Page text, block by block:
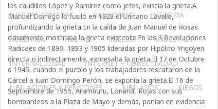
FUERZAS ARMADAS GANADERIA HISTORIA
HOLÍSTICA HUERTA IGLESIA INDUSTRIA
INTERNACIONAL INTERNET – CONECTIVIDAD
JUBILACIONES Y PENSIONES JUBILADOS JUEGOS
los caudillos López y Ramírez como jefes, existía la grieta.A
Manuel Dorrego lo fusiló en 1828 el Unitario Lavalle,
profundizando la grieta.En la caída de Juan Manuel de Rosas
claramente mostraba la grieta existente.En las 3 Revoluciones
Radicaes de 1890, 1893 y 1905 lideradas por Hipólito Yrigoyen
directa o indirectamente, expresaba la grieta.El 17 de Octubre
d 1945, cuando el pueblo y los trabajadores rescataron de la
Cárcel a Juan Domingo Perón, se exponía la grieta.El 16 de
Septiembre de 1955, Aramburu, Lonardi, Rojas con sus
bombardeos a la Plaza de Mayo y demás, ponían en evidencia